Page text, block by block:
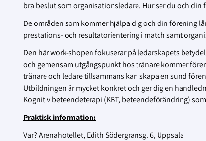
bra beslut som organisationsledare. Hur ser du och din
De områden som kommer hjälpa dig och din förening
prestations- och resultatorientering i match samt
Den här work-shopen fokuserar på ledarskapets
och gemensam utgångspunkt hos tränare kommer
tränare och ledare tillsammans kan skapa en sund
Utbildningen är mycket konkret och ger dig en
Kognitiv beteendeterapi (KBT, beteendeförändring)
Praktisk information:
Var? Arenahotellet, Edith Södergransg. 6, Uppsala